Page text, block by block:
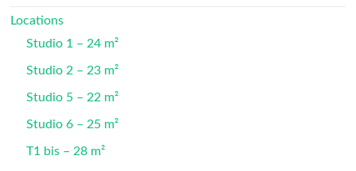
Locations
Studio 1 – 24 m²
Studio 2 – 23 m²
Studio 5 – 22 m²
Studio 6 – 25 m²
T1 bis – 28 m²